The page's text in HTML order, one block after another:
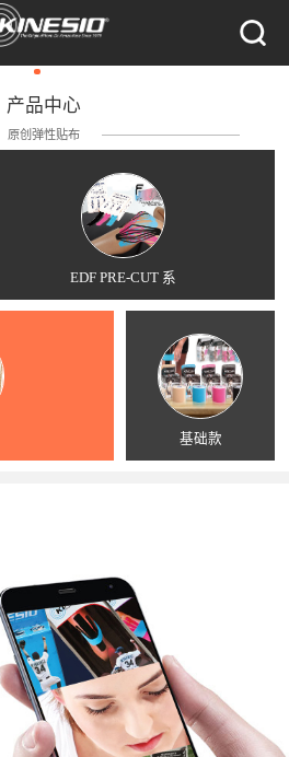
产品中心
原创弹性贴布
EDF PRE-CUT 系
基础款